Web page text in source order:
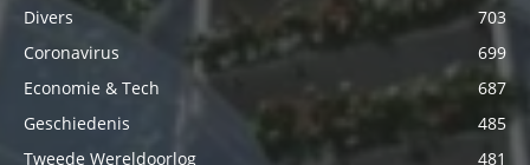
Divers
703
Coronavirus
699
Economie & Tech
687
Geschiedenis
485
Tweede Wereldoorlog
481